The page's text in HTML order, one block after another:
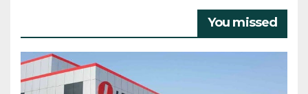
You missed